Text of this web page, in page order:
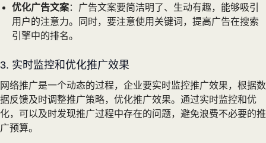
优化广告文案：广告文案要简洁明了、生动有趣，能够吸引
用户的注意力。同时，要注意使用关键词，提高广告在搜索
引擎中的排名。
3. 实时监控和优化推广效果
网络推广是一个动态的过程，企业要实时监控推广效果，根据数
据反馈及时调整推广策略，优化推广效果。通过实时监控和优
化，可以及时发现推广过程中存在的问题，避免浪费不必要的推
广预算。